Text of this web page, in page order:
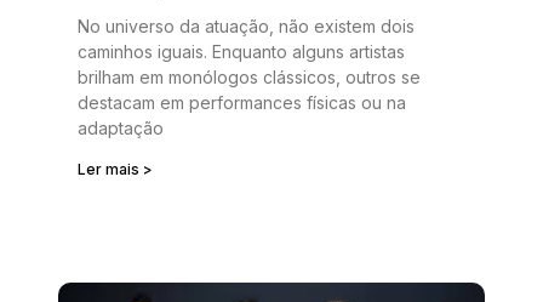
No universo da atuação, não existem dois
caminhos iguais. Enquanto alguns artistas
brilham em monólogos clássicos, outros se
destacam em performances físicas ou na
adaptação
Ler mais >